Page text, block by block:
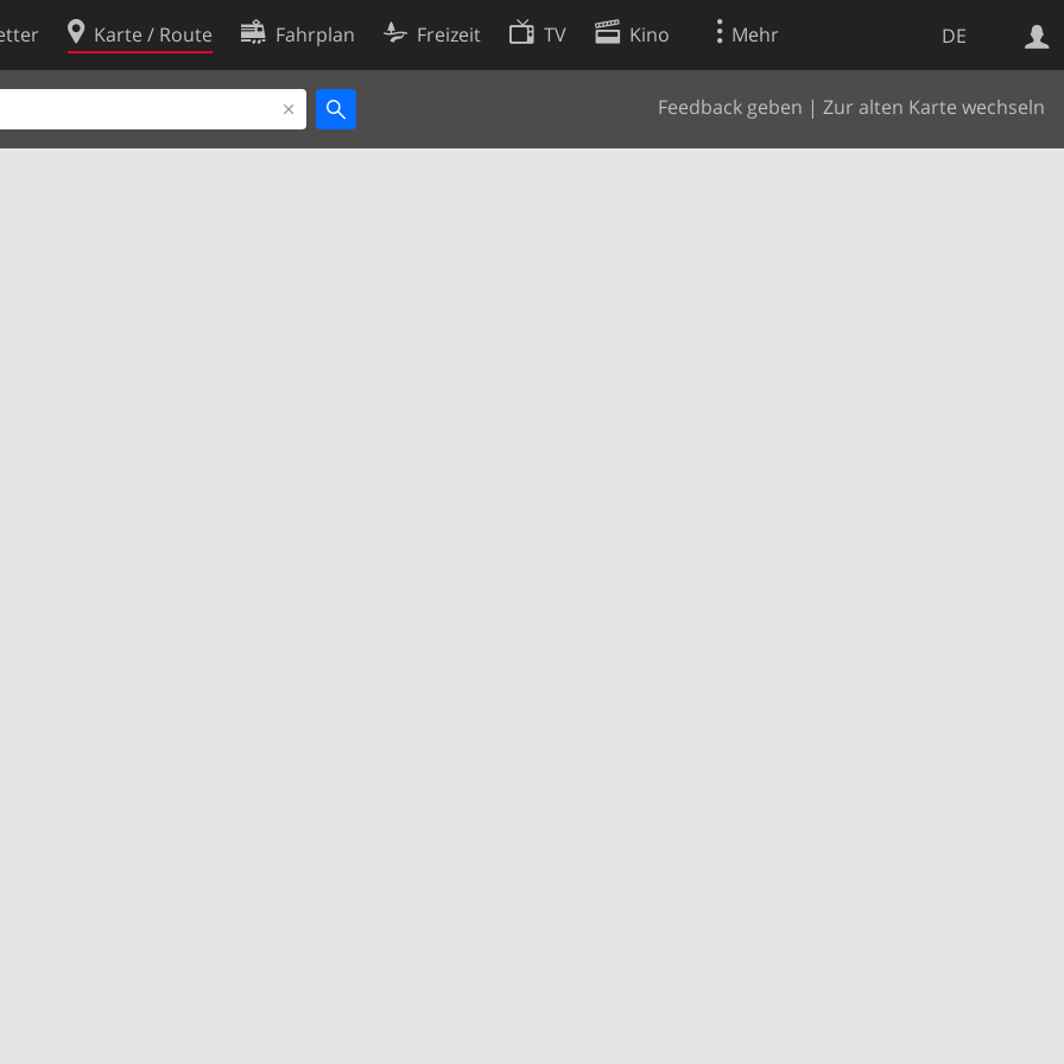
DE
Karte / Route Fahrplan Freizeit TV Kino Mehr
Feedback geben | Zur alten Karte wechseln
Websuche
Cookie-Richtlinie
Cookie-Einstellungen